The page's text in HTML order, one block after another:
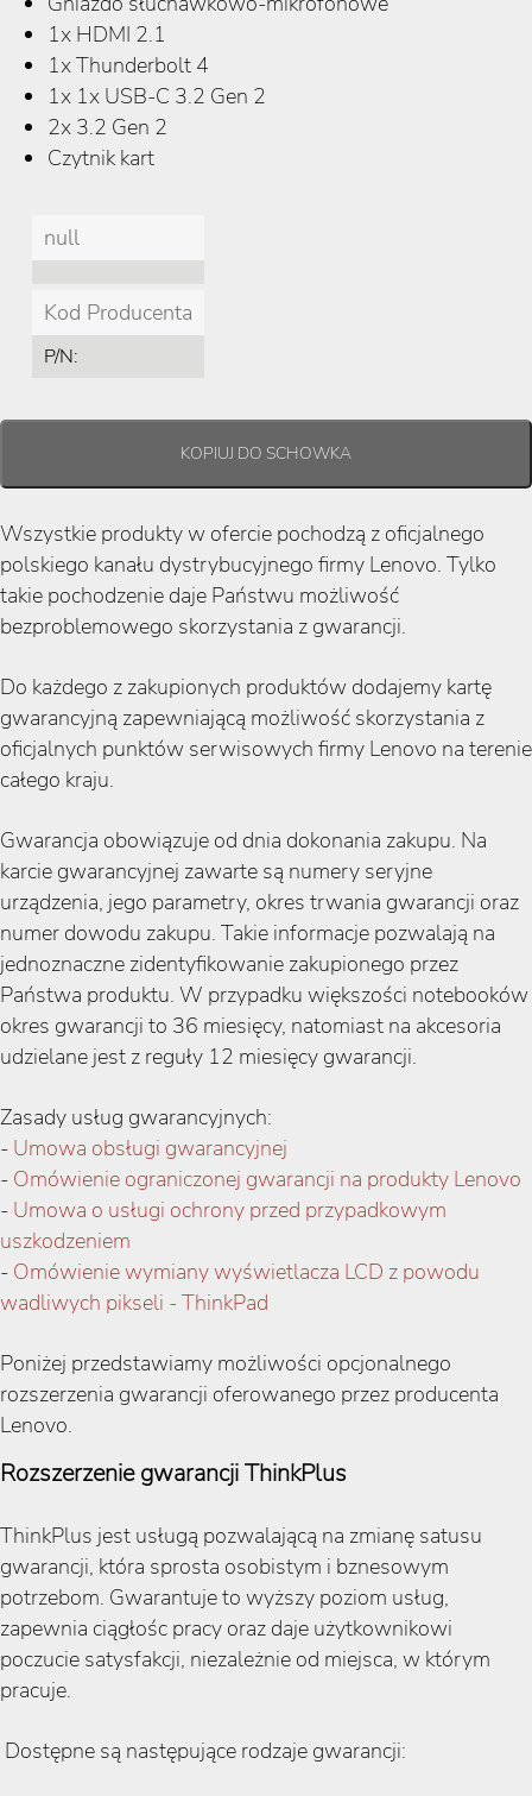
1x HDMI 2.1
1x Thunderbolt 4
1x 1x USB-C 3.2 Gen 2
2x 3.2 Gen 2
Czytnik kart
null
Kod Producenta
P/N:
Wszystkie produkty w ofercie pochodzą z oficjalnego
polskiego kanału dystrybucyjnego firmy Lenovo. Tylko
takie pochodzenie daje Państwu możliwość
bezproblemowego skorzystania z gwarancji.
Do każdego z zakupionych produktów dodajemy kartę
gwarancyjną zapewniającą możliwość skorzystania z
oficjalnych punktów serwisowych firmy Lenovo na terenie
całego kraju.
Gwarancja obowiązuje od dnia dokonania zakupu. Na
karcie gwarancyjnej zawarte są numery seryjne
urządzenia, jego parametry, okres trwania gwarancji oraz
numer dowodu zakupu. Takie informacje pozwalają na
jednoznaczne zidentyfikowanie zakupionego przez
Państwa produktu. W przypadku większości notebooków
okres gwarancji to 36 miesięcy, natomiast na akcesoria
udzielane jest z reguły 12 miesięcy gwarancji.
Zasady usług gwarancyjnych:
- Umowa obsługi gwarancyjnej
- Omówienie ograniczonej gwarancji na produkty Lenovo
- Umowa o usługi ochrony przed przypadkowym
uszkodzeniem
- Omówienie wymiany wyświetlacza LCD z powodu
wadliwych pikseli - ThinkPad
Poniżej przedstawiamy możliwości opcjonalnego
rozszerzenia gwarancji oferowanego przez producenta
Lenovo.
Rozszerzenie gwarancji ThinkPlus
ThinkPlus jest usługą pozwalającą na zmianę satusu
gwarancji, która sprosta osobistym i bznesowym
potrzebom. Gwarantuje to wyższy poziom usług,
zapewnia ciągłośc pracy oraz daje użytkownikowi
poczucie satysfakcji, niezależnie od miejsca, w którym
pracuje.
Dostępne są następujące rodzaje gwarancji: